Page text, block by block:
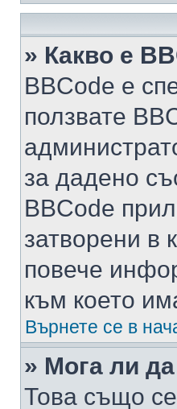
» Какво е
BBCode е
ползвате
за дадено
BBCode
затворени в
повече
към което
Върнете се в
» Мога ли
Това също